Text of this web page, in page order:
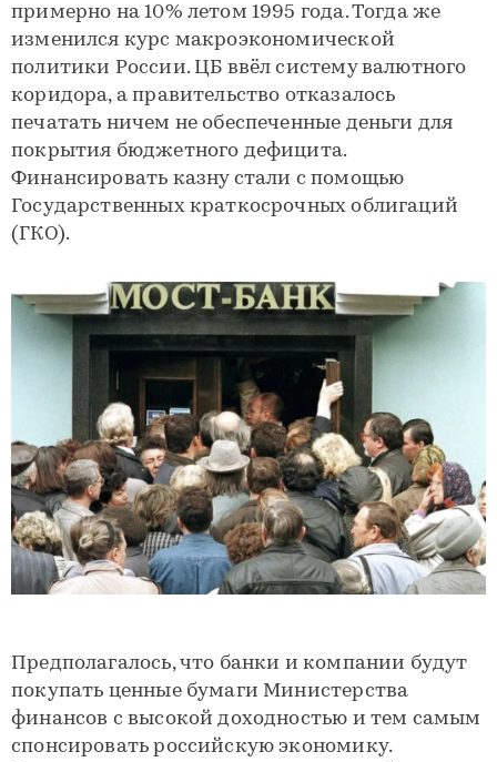
примерно на 10% летом 1995 года. Тогда же
изменился курс макроэкономической
политики России. ЦБ ввёл систему валютного
коридора, а правительство отказалось
печатать ничем не обеспеченные деньги для
покрытия бюджетного дефицита.
Финансировать казну стали с помощью
Государственных краткосрочных облигаций
(ГКО).
Предполагалось, что банки и компании будут
покупать ценные бумаги Министерства
финансов с высокой доходностью и тем самым
спонсировать российскую экономику.